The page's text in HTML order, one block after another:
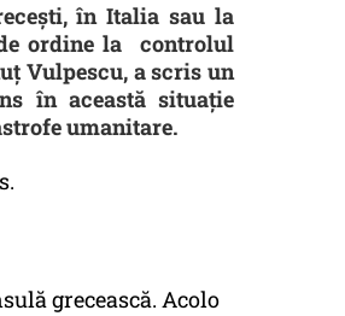
în Italia sau la
ordine la controlul
Vulpescu, a scris un
în această situație
umanitare.
grecească. Acolo